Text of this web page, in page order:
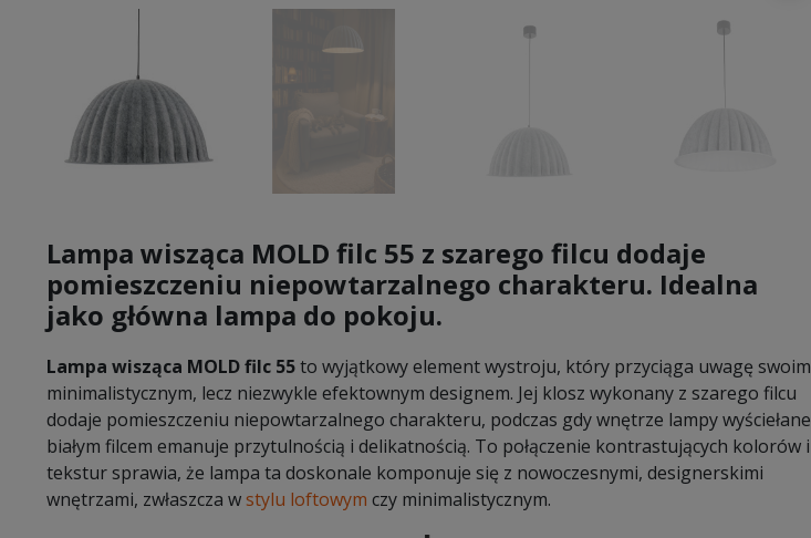
Lampa wisząca MOLD filc 55 z szarego filcu dodaje
pomieszczeniu niepowtarzalnego charakteru. Idealna
jako główna lampa do pokoju.
Lampa wisząca MOLD filc 55to wyjątkowy element wystroju, który przyciąga uwagę swoim
minimalistycznym, lecz niezwykle efektownym designem. Jej klosz wykonany z szarego filcu
dodaje pomieszczeniu niepowtarzalnego charakteru, podczas gdy wnętrze lampy wyściełane
białym filcem emanuje przytulnością i delikatnością. To połączenie kontrastujących kolorów i
tekstur sprawia, że lampa ta doskonale komponuje się z nowoczesnymi, designerskimi
wnętrzami, zwłaszcza wstylu loftowym czy minimalistycznym.